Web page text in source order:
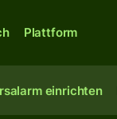
Plattform
einrichten